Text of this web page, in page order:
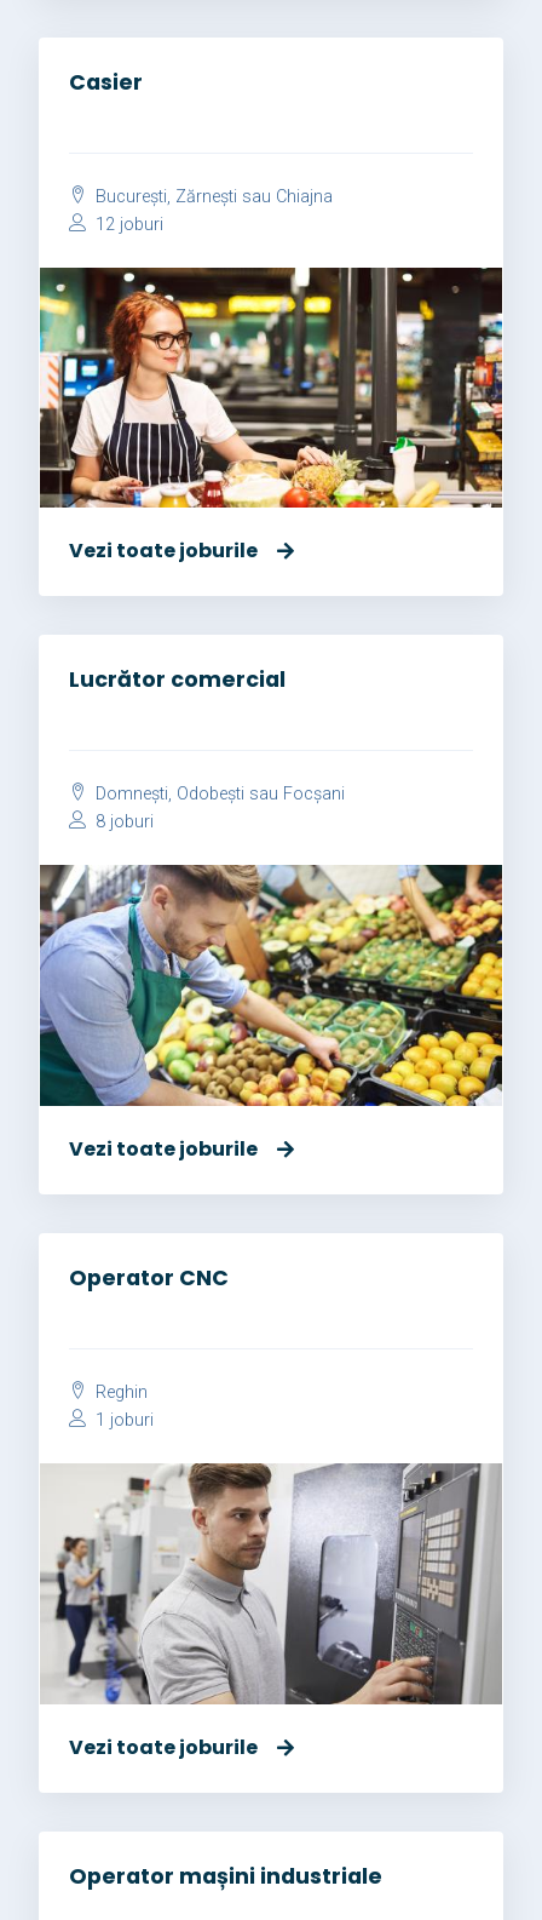
Casier
București, Zărnești sau Chiajna
12 joburi
Vezi toate joburile
Lucrător comercial
Domnești, Odobești sau Focșani
8 joburi
Vezi toate joburile
Operator CNC
Reghin
1 joburi
Vezi toate joburile
Operator mașini industriale